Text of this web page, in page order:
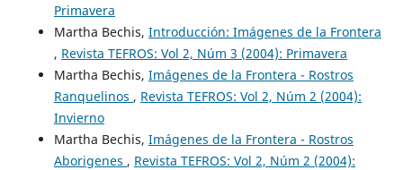
Primavera
Martha Bechis, Introducción: Imágenes de la Frontera
, Revista TEFROS: Vol 2, Núm 3 (2004): Primavera
Martha Bechis, Imágenes de la Frontera - Rostros
Ranquelinos , Revista TEFROS: Vol 2, Núm 2 (2004):
Invierno
Martha Bechis, Imágenes de la Frontera - Rostros
Aborigenes , Revista TEFROS: Vol 2, Núm 2 (2004):